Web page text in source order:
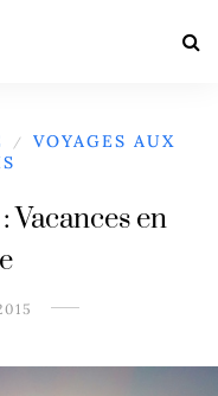
/
VOYAGES AUX
Vacances en